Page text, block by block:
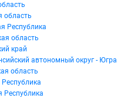
область
Республика
область
край
автономный округ - Югра
область
Республика